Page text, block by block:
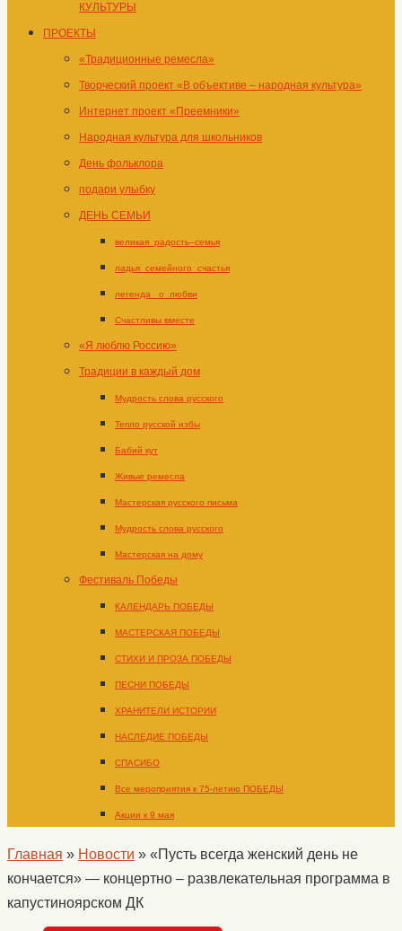
КУЛЬТУРЫ
ПРОЕКТЫ
«Традиционные ремесла»
Творческий проект «В объективе – народная культура»
Интернет проект «Преемники»
Народная культура для школьников
День фольклора
подари улыбку
ДЕНЬ СЕМЬИ
великая_радость–семья
ладья_семейного_счастья
легенда _о_любви
Счастливы вместе
«Я люблю Россию»
Традиции в каждый дом
Мудрость слова русского
Тепло русской избы
Бабий кут
Живые ремесла
Мастерская русского письма
Мудрость слова русского
Мастерская на дому
Фестиваль Победы
КАЛЕНДАРЬ ПОБЕДЫ
МАСТЕРСКАЯ ПОБЕДЫ
СТИХИ И ПРОЗА ПОБЕДЫ
ПЕСНИ ПОБЕДЫ
ХРАНИТЕЛИ ИСТОРИИ
НАСЛЕДИЕ ПОБЕДЫ
СПАСИБО
Все мероприятия к 75-летию ПОБЕДЫ
Акции к 9 мая
Главная » Новости » «Пусть всегда женский день не
кончается» — концертно – развлекательная программа в
капустиноярском ДК